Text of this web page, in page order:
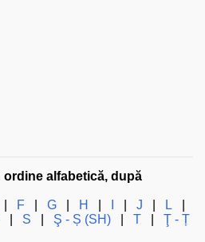
ordine alfabetică, după
F G H J L
S Ş - Ș (SH) T
Ţ - Ț